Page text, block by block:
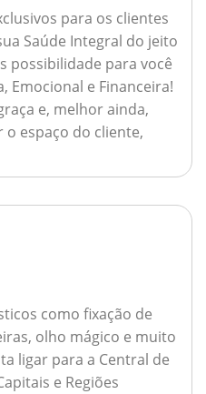
para os clientes
Saúde Integral do jeito
possibilidade para você
Emocional e Financeira!
e, melhor ainda,
o espaço do cliente,
como fixação de
olho mágico e muito
ligar para a Central de
e Regiões